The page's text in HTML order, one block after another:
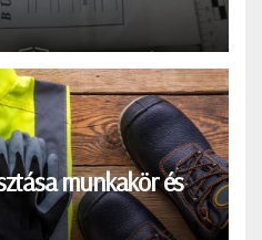
munkakör és